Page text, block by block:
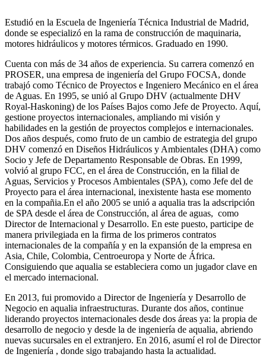
Estudió en la Escuela de Ingeniería Técnica Industrial de Madrid,
donde se especializó en la rama de construcción de maquinaria,
motores hidráulicos y motores térmicos. Graduado en 1990.
Cuenta con más de 34 años de experiencia. Su carrera comenzó en
PROSER, una empresa de ingeniería del Grupo FOCSA, donde
trabajó como Técnico de Proyectos e Ingeniero Mecánico en el área
de Aguas. En 1995, se unió al Grupo DHV (actualmente DHV
Royal-Haskoning) de los Países Bajos como Jefe de Proyecto. Aquí,
gestione proyectos internacionales, ampliando mi visión y
habilidades en la gestión de proyectos complejos e internacionales.
Dos años después, como fruto de un cambio de estrategia del grupo
DHV comenzó en Diseños Hidráulicos y Ambientales (DHA) como
Socio y Jefe de Departamento Responsable de Obras. En 1999,
volvió al grupo FCC, en el área de Construcción, en la filial de
Aguas, Servicios y Procesos Ambientales (SPA), como Jefe del de
Proyecto para el área internacional, inexistente hasta ese momento
en la compañia.En el año 2005 se unió a aqualia tras la adscripción
de SPA desde el área de Construcción, al área de aguas, como
Director de Internacional y Desarrollo. En este puesto, participe de
manera privilegiada en la firma de los primeros contratos
internacionales de la compañía y en la expansión de la empresa en
Asia, Chile, Colombia, Centroeuropa y Norte de África.
Consiguiendo que aqualia se estableciera como un jugador clave en
el mercado internacional.
En 2013, fui promovido a Director de Ingeniería y Desarrollo de
Negocio en aqualia infraestructuras. Durante dos años, continue
liderando proyectos internacionales desde dos áreas ya: la propia de
desarrollo de negocio y desde la de ingeniería de aqualia, abriendo
nuevas sucursales en el extranjero. En 2016, asumí el rol de Director
de Ingeniería , donde sigo trabajando hasta la actualidad.